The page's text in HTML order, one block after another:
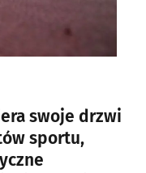
swoje drzwi
sportu,